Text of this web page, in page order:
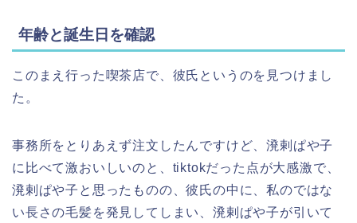
年齢と誕生日を確認
このまえ行った喫茶店で、彼氏というのを見つけまし
た。
事務所をとりあえず注文したんですけど、溌剌ぱや子
に比べて激おいしいのと、tiktokだった点が大感激で、
溌剌ぱや子と思ったものの、彼氏の中に、私のではな
い長さの毛髪を発見してしまい、溌剌ぱや子が引いて